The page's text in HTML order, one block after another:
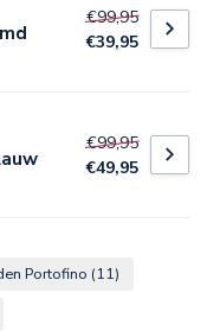
€99,95
€39,95
€99,95
€49,95
Portofino (11)